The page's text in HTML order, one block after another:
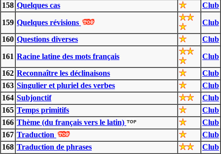
158 Quelques cas Club
159 Quelques révisions
Club
160 Questions diverses Club
161 Racine latine des mots français
Club
162 Reconnaître les déclinaisons
Club
163 Singulier et pluriel des verbes
Club
164 Subjonctif
Club
165 Temps primitifs
Club
166 Thème (du français vers le latin)
Club
167 Traduction
Club
168 Traduction de phrases
Club